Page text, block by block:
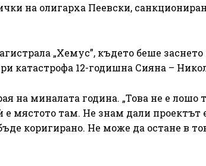
на олигарха Пеевски,
„Хемус”, където беше
катастрофа 12-годишна Сияна –
на миналата година. „Това не е лошо
е мястото там. Не знам дали
коригирано. Не може да остане в